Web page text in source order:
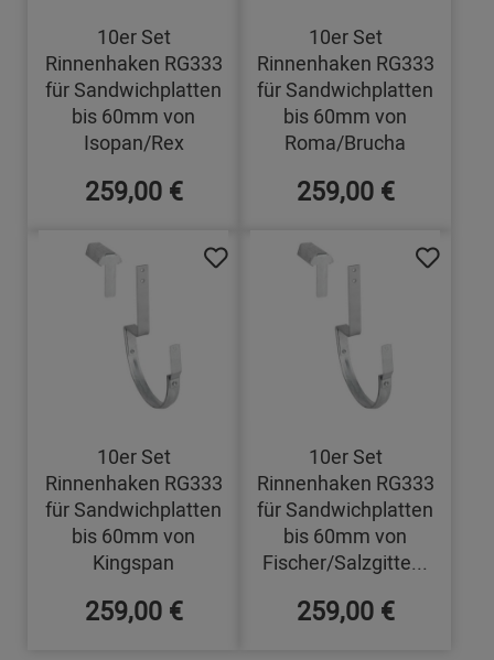
10er Set
Rinnenhaken RG333
für Sandwichplatten
bis 60mm von
Isopan/Rex
259,00 €
10er Set
Rinnenhaken RG333
für Sandwichplatten
bis 60mm von
Roma/Brucha
259,00 €
10er Set
Rinnenhaken RG333
für Sandwichplatten
bis 60mm von
Kingspan
259,00 €
10er Set
Rinnenhaken RG333
für Sandwichplatten
bis 60mm von
Fischer/Salzgitte...
259,00 €